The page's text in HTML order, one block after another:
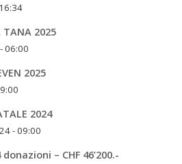
TANA 2025
06:00
2025
2024
- 09:00
donazioni – CHF 46’200.-